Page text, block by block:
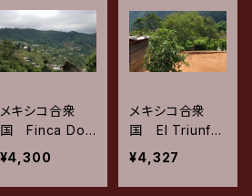
メキシコ合衆
国 Finca Don
Rafa Mountain
Water Proces
s / ナチュラル
¥4,300
メキシコ合衆
国 El Triunfo
Mountain Wat
er Process /
ウォッシュド (1
¥4,327